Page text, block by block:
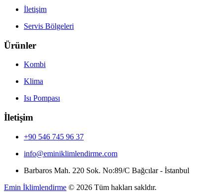
İletişim
Servis Bölgeleri
Ürünler
Kombi
Klima
Isı Pompası
İletişim
+90 546 745 96 37
info@eminiklimlendirme.com
Barbaros Mah. 220 Sok. No:89/C Bağcılar - İstanbul
Emin İklimlendirme © 2026 Tüm hakları sakldır.